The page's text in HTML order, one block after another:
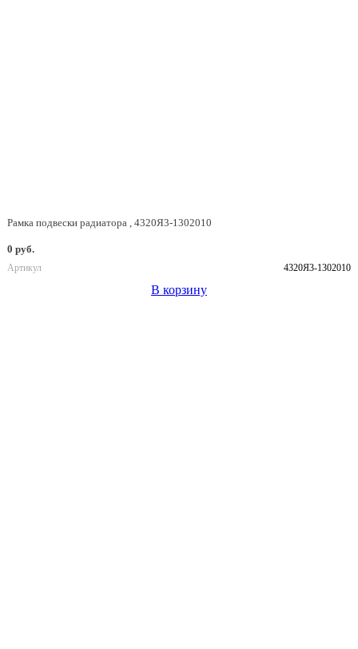
Рамка подвески радиатора , 4320Я3-1302010
0 руб.
Артикул 4320Я3-1302010
В корзину